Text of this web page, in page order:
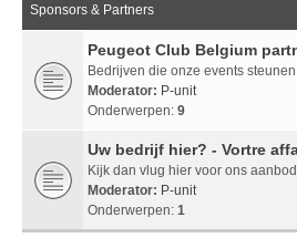
Sponsors & Partners
Peugeot Club Belgium
Bedrijven die onze events steunen
Moderator: P-unit
Onderwerpen: 9
Uw bedrijf hier? - Vortre
Kijk dan vlug hier voor ons
Moderator: P-unit
Onderwerpen: 1